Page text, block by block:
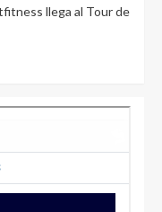
llega al Tour de